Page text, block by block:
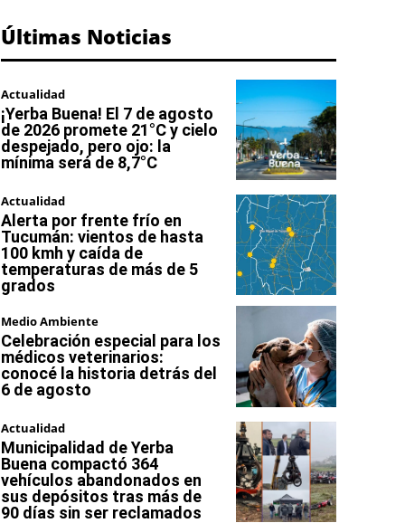
Últimas Noticias
Actualidad
¡Yerba Buena! El 7 de agosto
de 2026 promete 21°C y cielo
despejado, pero ojo: la
mínima será de 8,7°C
Actualidad
Alerta por frente frío en
Tucumán: vientos de hasta
100 kmh y caída de
temperaturas de más de 5
grados
Medio Ambiente
Celebración especial para los
médicos veterinarios:
conocé la historia detrás del
6 de agosto
Actualidad
Municipalidad de Yerba
Buena compactó 364
vehículos abandonados en
sus depósitos tras más de
90 días sin ser reclamados